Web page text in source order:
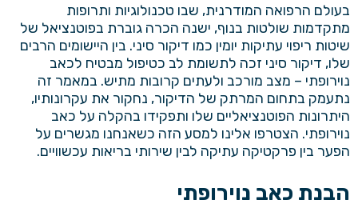
בעולם הרפואה המודרנית, שבו טכנולוגיות ותרופות
מתקדמות שולטות בנוף, ישנה הכרה גוברת בפוטנציאל של
שיטות ריפוי עתיקות יומין כמו דיקור סיני. בין היישומים הרבים
שלו, דיקור סיני זכה לתשומת לב כטיפול מבטיח לכאב
נוירופתי – מצב מורכב ולעתים קרובות מתיש. במאמר זה
נתעמק בתחום המרתק של הדיקור, נחקור את עקרונותיו,
היתרונות הפוטנציאליים שלו ותפקידו בהקלה על כאב
נוירופתי. הצטרפו אלינו למסע הזה כשאנחנו מגשרים על
הפער בין פרקטיקה עתיקה לבין שירותי בריאות עכשוויים.
הבנת כאב נוירופתי